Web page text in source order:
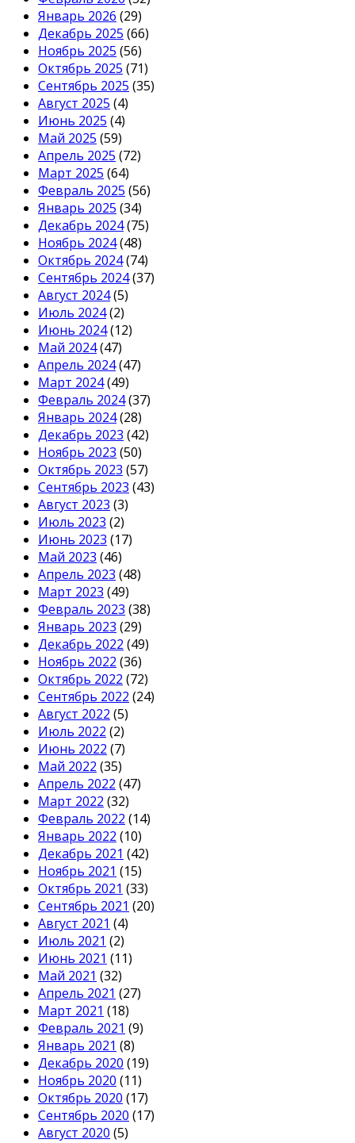
Январь 2026 (29)
Декабрь 2025 (66)
Ноябрь 2025 (56)
Октябрь 2025 (71)
Сентябрь 2025 (35)
Август 2025 (4)
Июнь 2025 (4)
Май 2025 (59)
Апрель 2025 (72)
Март 2025 (64)
Февраль 2025 (56)
Январь 2025 (34)
Декабрь 2024(75)
Ноябрь 2024(48)
Октябрь 2024(74)
Сентябрь 2024(37)
Август 2024(5)
Июль 2024(2)
Июнь 2024(12)
Май 2024(47)
Апрель 2024(47)
Март 2024(49)
Февраль 2024(37)
Январь 2024(28)
Декабрь 2023 (42)
Ноябрь 2023 (50)
Октябрь 2023 (57)
Сентябрь 2023 (43)
Август 2023 (3)
Июль 2023 (2)
Июнь 2023 (17)
Май 2023 (46)
Апрель 2023 (48)
Март 2023 (49)
Февраль 2023 (38)
Январь 2023 (29)
Декабрь 2022 (49)
Ноябрь 2022 (36)
Октябрь 2022 (72)
Сентябрь 2022 (24)
Август 2022 (5)
Июль 2022 (2)
Июнь 2022 (7)
Май 2022 (35)
Апрель 2022 (47)
Март 2022 (32)
Февраль 2022 (14)
Январь 2022 (10)
Декабрь 2021 (42)
Ноябрь 2021 (15)
Октябрь 2021 (33)
Сентябрь 2021 (20)
Август 2021 (4)
Июль 2021 (2)
Июнь 2021 (11)
Май 2021 (32)
Апрель 2021 (27)
Март 2021 (18)
Февраль 2021 (9)
Январь 2021 (8)
Декабрь 2020 (19)
Ноябрь 2020 (11)
Октябрь 2020 (17)
Сентябрь 2020 (17)
Август 2020 (5)